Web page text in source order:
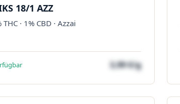
18/1 AZZ
THC · 1% CBD · Azzai
3,99 €/g